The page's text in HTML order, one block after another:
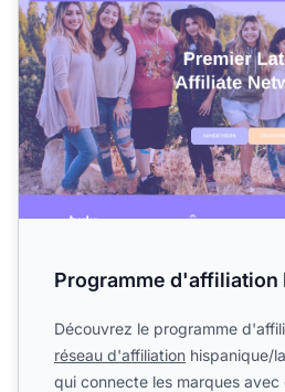
Programme d'affiliation
Découvrez le programme
réseau d'affiliation hispanique/
qui connecte les marques avec